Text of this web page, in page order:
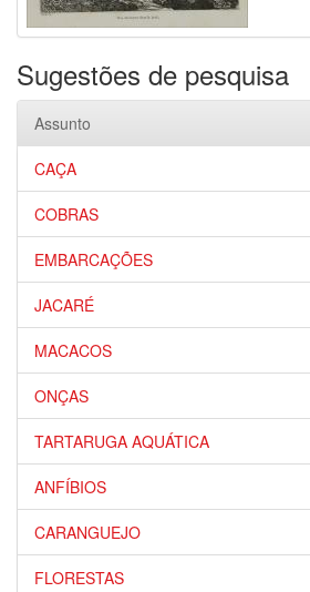
Sugestões de pesquisa
Assunto
CAÇA
COBRAS
EMBARCAÇÕES
JACARÉ
MACACOS
ONÇAS
TARTARUGA AQUÁTICA
ANFÍBIOS
CARANGUEJO
FLORESTAS